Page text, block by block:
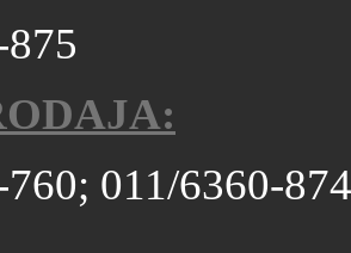
011/6360-874